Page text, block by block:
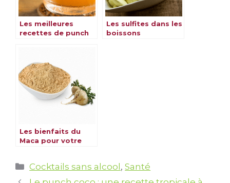
Les meilleures
recettes de punch
Les sulfites dans les
boissons
Les bienfaits du
Maca pour votre
Catégories
Cocktails sans alcool,Santé